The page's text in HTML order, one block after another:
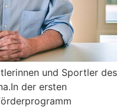
und Sportler des
der ersten